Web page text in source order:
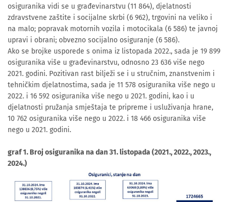
osiguranika vidi se u građevinarstvu (11 864), djelatnosti
zdravstvene zaštite i socijalne skrbi (6 962), trgovini na veliko i
na malo; popravak motornih vozila i motocikala (6 586) te javnoj
upravi i obrani; obvezno socijalno osiguranje (6 586).
Ako se brojke usporede s onima iz listopada 2022., sada je 19 899
osiguranika više u građevinarstvu, odnosno 23 636 više nego
2021. godini. Pozitivan rast bilježi se i u stručnim, znanstvenim i
tehničkim djelatnostima, sada je 11 578 osiguranika više nego u
2022. i 16 592 osiguranika više nego u 2021. godini, kao i u
djelatnosti pružanja smještaja te pripreme i usluživanja hrane,
10 762 osiguranika više nego u 2022. i 18 466 osiguranika više
nego u 2021. godini.
graf 1. Broj osiguranika na dan 31. listopada (2021., 2022., 2023.,
2024.)